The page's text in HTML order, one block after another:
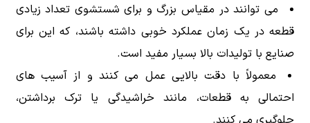
می توانند در مقیاس بزرگ و برای شستشوی تعداد زیادی
قطعه در یک زمان عملکرد خوبی داشته باشند، که این برای
صنایع با تولیدات بالا بسیار مفید است.
معمولاً با دقت بالایی عمل می کنند و از آسیب های
احتمالی به قطعات، مانند خراشیدگی یا ترک برداشتن،